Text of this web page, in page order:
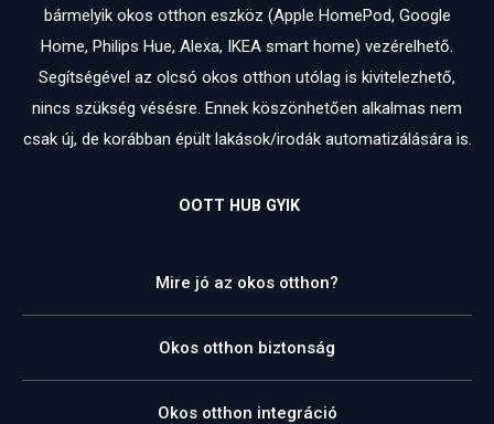
bármelyik okos otthon eszköz (Apple HomePod, Google
Home, Philips Hue, Alexa, IKEA smart home) vezérelhető.
Segítségével az olcsó okos otthon utólag is kivitelezhető,
nincs szükség vésésre. Ennek köszönhetően alkalmas nem
csak új, de korábban épült lakások/irodák automatizálására is.
OOTT HUB GYIK
Mire jó az okos otthon?
Okos otthon biztonság
Okos otthon integráció